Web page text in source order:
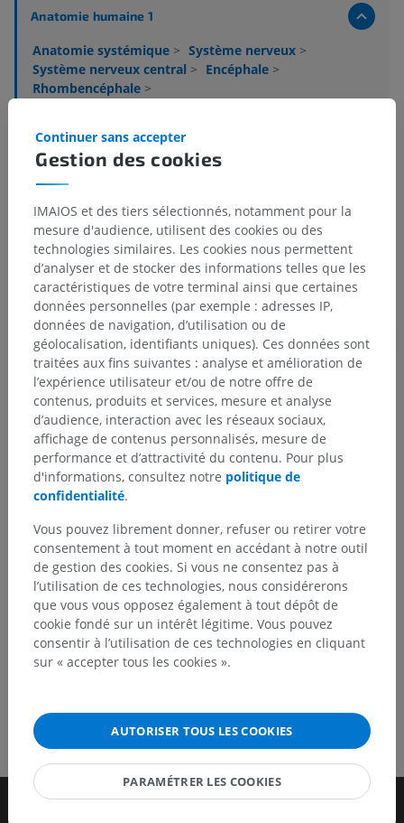
Anatomie humaine 1
Anatomie systémique > Système nerveux >
Système nerveux central > Encéphale >
Rhombencéphale >
Structures sous-jacentes :Il n'y a aucune structure
sous-jacente
Neuroanatomie humaine
Traductions
Vous avez vu une erreur ?
N’hésitez pas à nous suggérer une correction, une
traduction, une amélioration de contenu.
TÉLÉCHARGEZ L'APPLI
Gestion des cookies
Continuer sans accepter
IMAIOS et des tiers sélectionnés, notamment pour la
mesure d'audience, utilisent des cookies ou des
technologies similaires. Les cookies nous permettent
d’analyser et de stocker des informations telles que les
caractéristiques de votre terminal ainsi que certaines
données personnelles (par exemple : adresses IP,
données de navigation, d’utilisation ou de
géolocalisation, identifiants uniques). Ces données sont
traitées aux fins suivantes : analyse et amélioration de
l’expérience utilisateur et/ou de notre offre de
contenus, produits et services, mesure et analyse
d’audience, interaction avec les réseaux sociaux,
affichage de contenus personnalisés, mesure de
performance et d’attractivité du contenu. Pour plus
d'informations, consultez notre politique de
confidentialité.
Vous pouvez librement donner, refuser ou retirer votre
consentement à tout moment en accédant à notre outil
de gestion des cookies. Si vous ne consentez pas à
l’utilisation de ces technologies, nous considérerons
que vous vous opposez également à tout dépôt de
cookie fondé sur un intérêt légitime. Vous pouvez
consentir à l’utilisation de ces technologies en cliquant
sur « accepter tous les cookies ».
AUTORISER TOUS LES COOKIES
PARAMÉTRER LES COOKIES